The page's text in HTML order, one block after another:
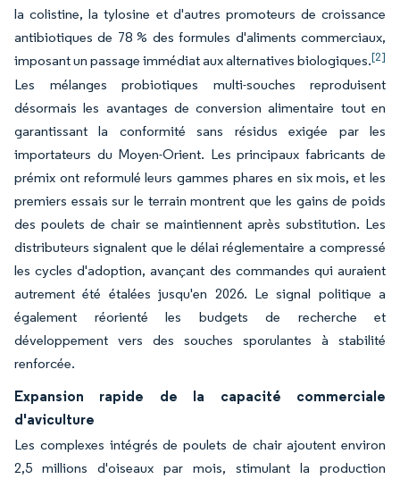
la colistine, la tylosine et d'autres promoteurs de croissance
antibiotiques de 78 % des formules d'aliments commerciaux,
imposant un passage immédiat aux alternatives biologiques.[2]
Les mélanges probiotiques multi-souches reproduisent
désormais les avantages de conversion alimentaire tout en
garantissant la conformité sans résidus exigée par les
importateurs du Moyen-Orient. Les principaux fabricants de
prémix ont reformulé leurs gammes phares en six mois, et les
premiers essais sur le terrain montrent que les gains de poids
des poulets de chair se maintiennent après substitution. Les
distributeurs signalent que le délai réglementaire a compressé
les cycles d'adoption, avançant des commandes qui auraient
autrement été étalées jusqu'en 2026. Le signal politique a
également réorienté les budgets de recherche et
développement vers des souches sporulantes à stabilité
renforcée.
Expansion rapide de la capacité commerciale
d'aviculture
Les complexes intégrés de poulets de chair ajoutent environ
2,5 millions d'oiseaux par mois, stimulant la production